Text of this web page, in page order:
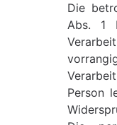
Die
Abs. 1
Person